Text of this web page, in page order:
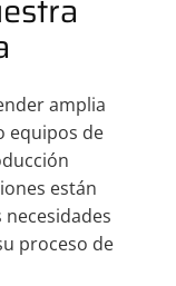
amplia
equipos de
están
proceso de